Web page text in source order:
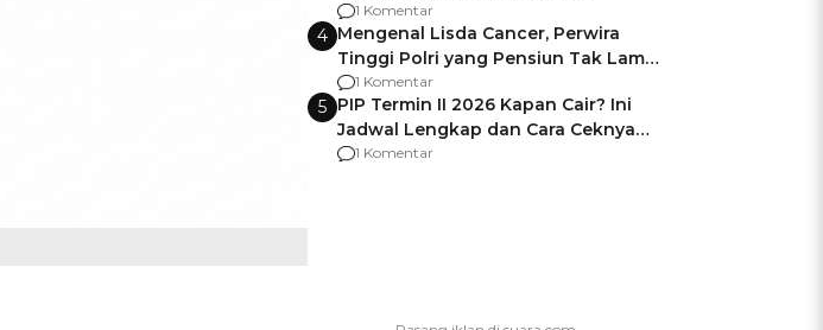
Berencana Pakai Jimat di Pakansari
1 Komentar
4 Mengenal Lisda Cancer, Perwira
Tinggi Polri yang Pensiun Tak Lama
Usai Jadi Brigjen
1 Komentar
5 PIP Termin II 2026 Kapan Cair? Ini
Jadwal Lengkap dan Cara Ceknya
agar Dana Tidak Hangus!
1 Komentar